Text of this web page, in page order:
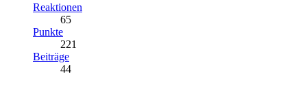
Reaktionen
65
Punkte
221
Beiträge
44